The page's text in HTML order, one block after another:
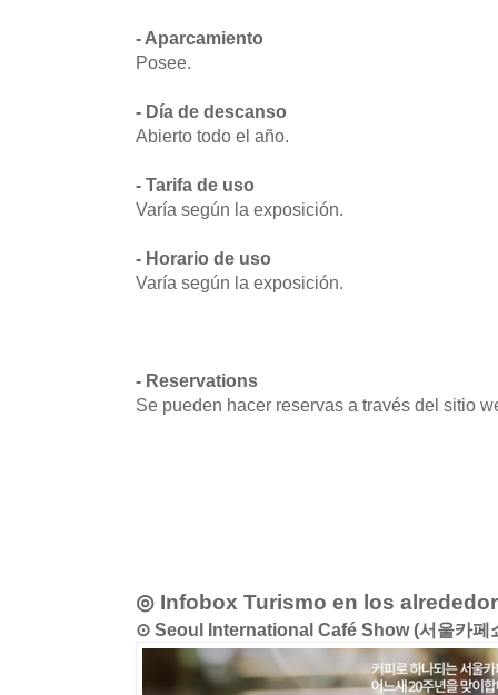
- Aparcamiento
Posee.
- Día de descanso
Abierto todo el año.
- Tarifa de uso
Varía según la exposición.
- Horario de uso
Varía según la exposición.
- Reservations
Se pueden hacer reservas a través del sitio
◎ Infobox Turismo en los
⊙ Seoul International Café Show (서울카페